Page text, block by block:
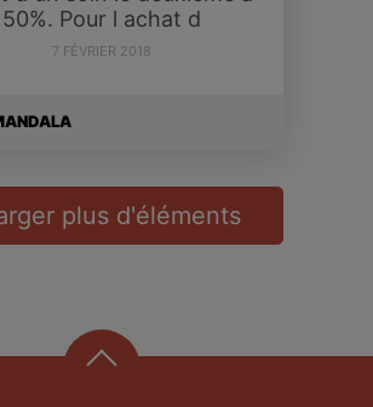
50%. Pour l achat d
7 FÉVRIER 2018
plus d'éléments